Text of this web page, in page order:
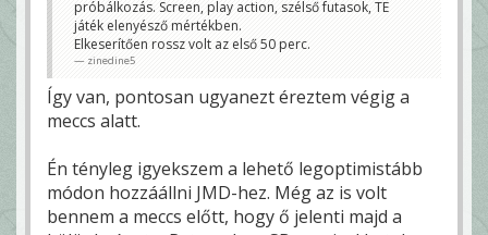
próbálkozás. Screen, play action, szélső futasok, TE
játék elenyésző mértékben.
Elkeserítően rossz volt az első 50 perc.
zinedine5
Így van, pontosan ugyanezt éreztem végig a
meccs alatt.
Én tényleg igyekszem a lehető legoptimistább
módon hozzáállni JMD-hez. Még az is volt
bennem a meccs előtt, hogy ő jelenti majd a